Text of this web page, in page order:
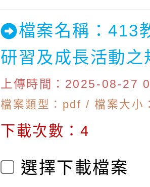
檔案名稱：413
研習及成長活動
上傳時間：2025-08-27
檔案類型：pdf / 檔案大小
下載次數：4
選擇下載檔案